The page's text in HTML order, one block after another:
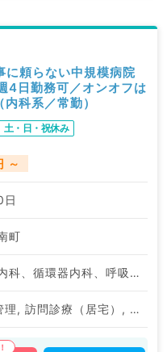
に頼らない中規模病院
日勤務可／オンオフは
科系／常勤）
土・日・祝休み
～
町
神経内科、一般内科、循環器内科、呼吸器内科、消化器内科、内分泌・代謝内科、腎臓内科、老年内科、血液内科、外科系全般、一般外科、膠原病科
一般外来, 病棟管理, 訪問診療（居宅）, 訪問診療（施設）